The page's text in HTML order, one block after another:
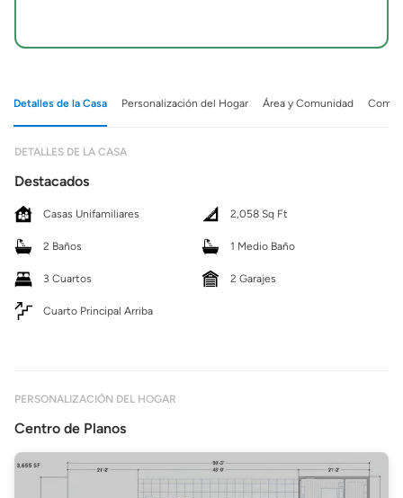
Detalles de la Casa Personalización del Hogar Área y Comunidad
DETALLES DE LA CASA
Destacados
Casas Unifamiliares 2,058 Sq Ft
2 Baños 1 Medio Baño
3 Cuartos 2 Garajes
Cuarto Principal Arriba
PERSONALIZACIÓN DEL HOGAR
Centro de Planos